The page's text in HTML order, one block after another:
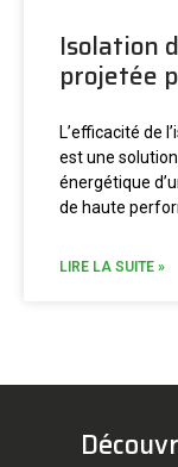
Isolation
projetée
L’efficacité de
est une
énergétique
de haute
LIRE LA SUITE »